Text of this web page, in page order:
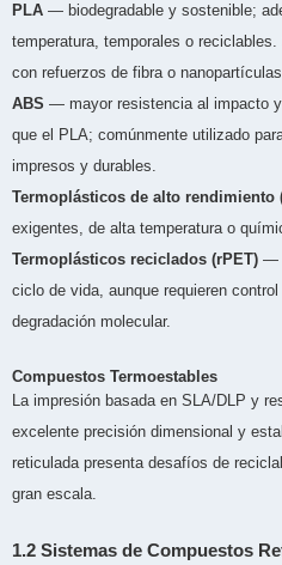
PLA — biodegradable y sostenible;
temperatura, temporales o
con refuerzos de fibra o
ABS — mayor resistencia al impacto
que el PLA; comúnmente utilizado
impresos y durables.
Termoplásticos de alto rendimiento
exigentes, de alta temperatura o
Termoplásticos reciclados (rPET) —
ciclo de vida, aunque requieren
degradación molecular.
Compuestos Termoestables
La impresión basada en SLA/DLP y
excelente precisión dimensional y
reticulada presenta desafíos de
gran escala.
1.2 Sistemas de Compuestos